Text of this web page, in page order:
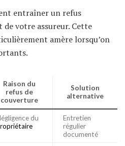
entraîner un refus
de votre assureur. Cette
amère lorsqu’on
Raison du
refus de
couverture
Solution
alternative
du
Entretien
régulier
documenté